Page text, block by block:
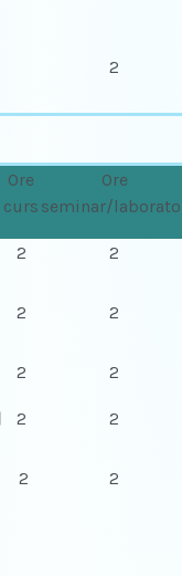
2
Ore
curs
Ore
seminar/
2 2
2 2
2 2
2 2
2 2